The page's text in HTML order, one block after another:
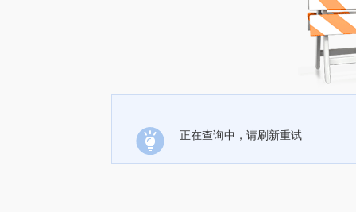
正在查询中，请刷新重试